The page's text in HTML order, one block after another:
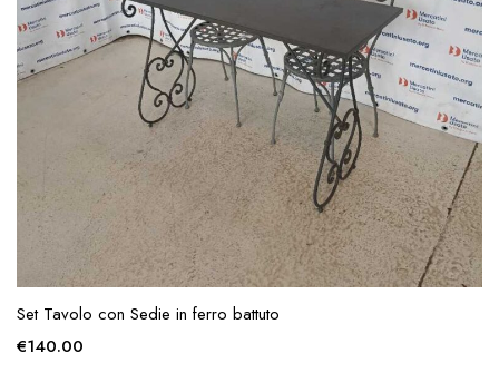
Set Tavolo con Sedie in ferro battuto
€140.00